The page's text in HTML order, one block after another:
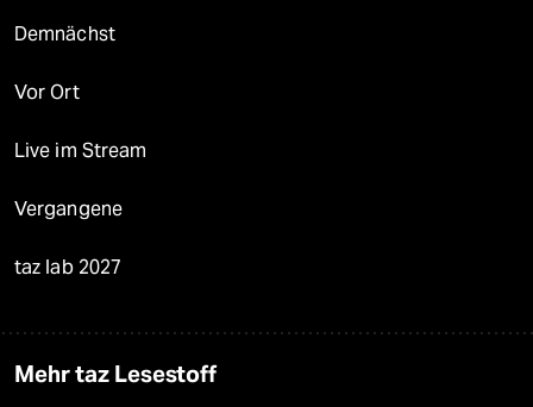
Demnächst
Vor Ort
Live im Stream
Vergangene
taz lab 2027
Mehr taz Lesestoff